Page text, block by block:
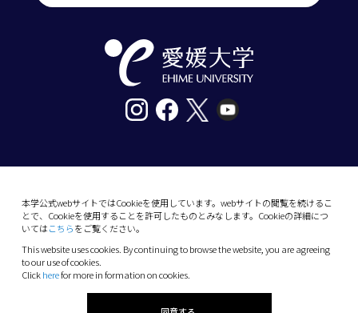
本学公式webサイトではCookieを使用しています。webサイトの閲覧を続けるこ
とで、Cookieを使用することを許可したものとみなします。Cookieの詳細につ
いてはこちらをご覧ください。
This website uses cookies. By continuing to browse the website, you are agreeing
to our use of cookies.
Clickherefor more in formation on cookies.
10-13 Dogo-Himata, Matsuyama, Ehime 790-
Phone: +81 89-927-9000
(C) 2026 Ehime University.